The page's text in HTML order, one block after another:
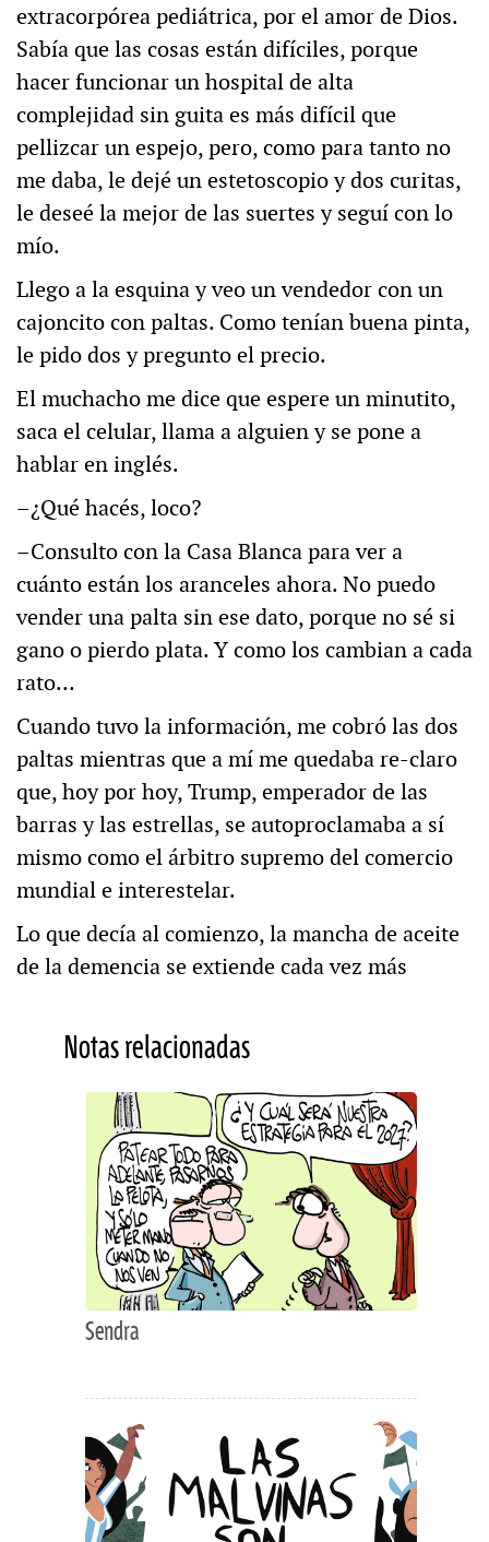
extracorpórea pediátrica, por el amor de Dios.
Sabía que las cosas están difíciles, porque
hacer funcionar un hospital de alta
complejidad sin guita es más difícil que
pellizcar un espejo, pero, como para tanto no
me daba, le dejé un estetoscopio y dos curitas,
le deseé la mejor de las suertes y seguí con lo
mío.
Llego a la esquina y veo un vendedor con un
cajoncito con paltas. Como tenían buena pinta,
le pido dos y pregunto el precio.
El muchacho me dice que espere un minutito,
saca el celular, llama a alguien y se pone a
hablar en inglés.
–¿Qué hacés, loco?
–Consulto con la Casa Blanca para ver a
cuánto están los aranceles ahora. No puedo
vender una palta sin ese dato, porque no sé si
gano o pierdo plata. Y como los cambian a cada
rato…
Cuando tuvo la información, me cobró las dos
paltas mientras que a mí me quedaba re-claro
que, hoy por hoy, Trump, emperador de las
barras y las estrellas, se autoproclamaba a sí
mismo como el árbitro supremo del comercio
mundial e interestelar.
Lo que decía al comienzo, la mancha de aceite
de la demencia se extiende cada vez más
Notas relacionadas
Sendra